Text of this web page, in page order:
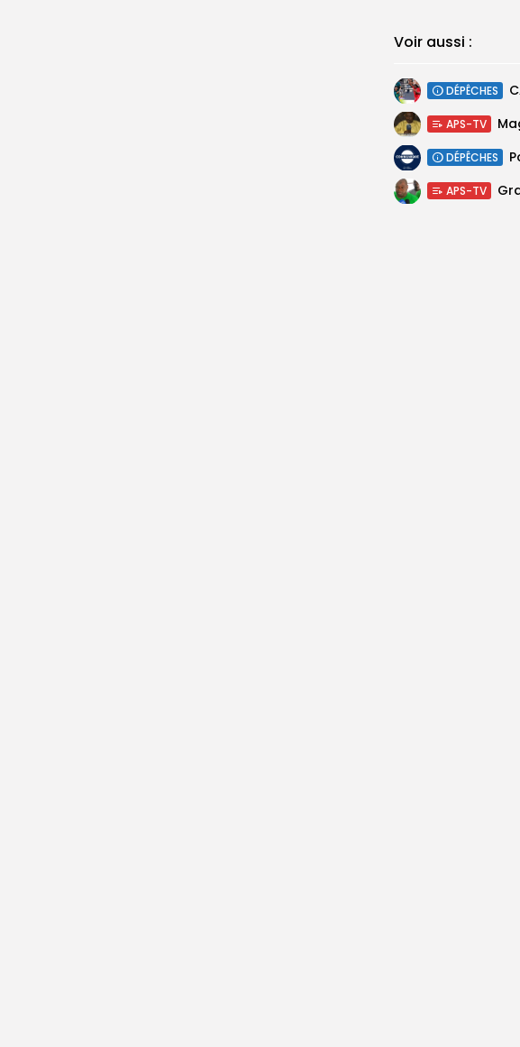
Voir aussi :
DÉPÊCHES
APS-TV
DÉPÊCHES
APS-TV